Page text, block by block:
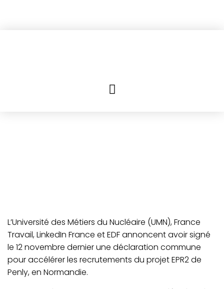
L’Université des Métiers du Nucléaire (UMN), France
Travail, LinkedIn France et EDF annoncent avoir signé
le 12 novembre dernier une déclaration commune
pour accélérer les recrutements du projet EPR2 de
Penly, en Normandie.